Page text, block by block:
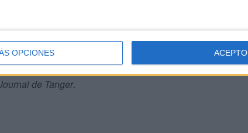
OPCIONES ACEPTO
entre los 3.600 de Ceuta y los 5.000 de Melilla en
la hostelería y el turismo.
en el comercio atípico durante años transportando
por parte de las autoridades marroquíes,
de Tanger.